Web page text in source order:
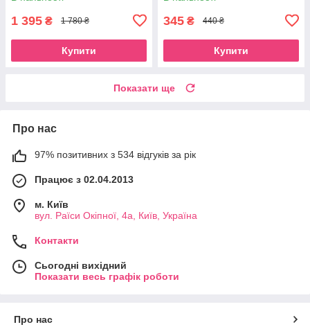
1 395 ₴ 1 780 ₴
Купити
345 ₴ 440 ₴
Купити
Показати ще
Про нас
97% позитивних з 534 відгуків за рік
Працює з 02.04.2013
м. Київ
вул. Раїси Окіпної, 4а, Київ, Україна
Контакти
Сьогодні вихідний
Показати весь графік роботи
Про нас